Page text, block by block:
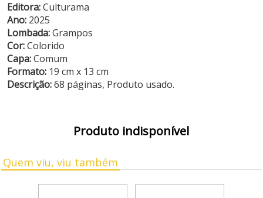
Editora:Culturama
Ano: 2025
Lombada:Grampos
Cor:Colorido
Capa:Comum
Formato: 19 cm x 13 cm
Descrição:68 páginas, Produto usado.
Produto indisponível
Quem viu, viu também